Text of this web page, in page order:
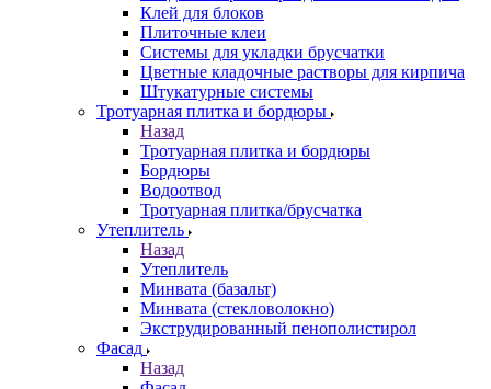
Клей для блоков
Плиточные клеи
Системы для укладки брусчатки
Цветные кладочные растворы для кирпича
Штукатурные системы
Тротуарная плитка и бордюры
Назад
Тротуарная плитка и бордюры
Бордюры
Водоотвод
Тротуарная плитка/брусчатка
Утеплитель
Назад
Утеплитель
Минвата (базальт)
Минвата (стекловолокно)
Экструдированный пенополистирол
Фасад
Назад